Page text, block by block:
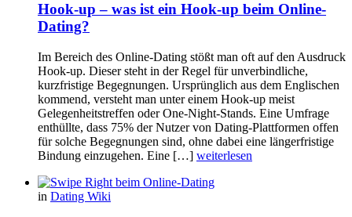
Hook-up – was ist ein Hook-up beim Online-
Dating?
Im Bereich des Online-Dating stößt man oft auf den Ausdruck
Hook-up. Dieser steht in der Regel für unverbindliche,
kurzfristige Begegnungen. Ursprünglich aus dem Englischen
kommend, versteht man unter einem Hook-up meist
Gelegenheitstreffen oder One-Night-Stands. Eine Umfrage
enthüllte, dass 75% der Nutzer von Dating-Plattformen offen
für solche Begegnungen sind, ohne dabei eine längerfristige
Bindung einzugehen. Eine […] weiterlesen
in Dating Wiki